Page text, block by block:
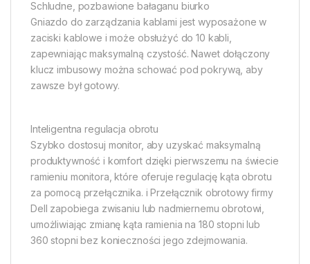
Schludne, pozbawione bałaganu biurko
Gniazdo do zarządzania kablami jest wyposażone w
zaciski kablowe i może obsłużyć do 10 kabli,
zapewniając maksymalną czystość. Nawet dołączony
klucz imbusowy można schować pod pokrywą, aby
zawsze był gotowy.
Inteligentna regulacja obrotu
Szybko dostosuj monitor, aby uzyskać maksymalną
produktywność i komfort dzięki pierwszemu na świecie
ramieniu monitora, które oferuje regulację kąta obrotu
za pomocą przełącznika. i Przełącznik obrotowy firmy
Dell zapobiega zwisaniu lub nadmiernemu obrotowi,
umożliwiając zmianę kąta ramienia na 180 stopni lub
360 stopni bez konieczności jego zdejmowania.